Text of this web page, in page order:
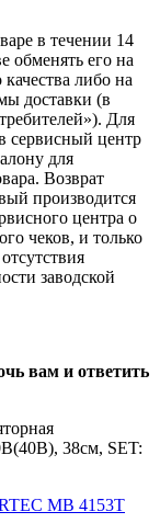
в течении 14
обменять его на
либо на
доставки (в
Для
сервисный центр
для
Возврат
производится
центра о
чеков, и только
заводской
вам и ответить
38см, SET: